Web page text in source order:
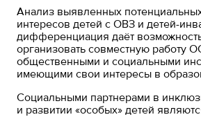
Анализ выявленных
интересов детей с ОВЗ и детей-
дифференциация даёт
организовать совместную работу
общественными и социальными
имеющими свои интересы в
Социальными партнерами в
и развитии «особых» детей